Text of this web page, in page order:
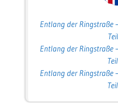
Entlang der Ringstraße
Entlang der Ringstraße
Entlang der Ringstraße